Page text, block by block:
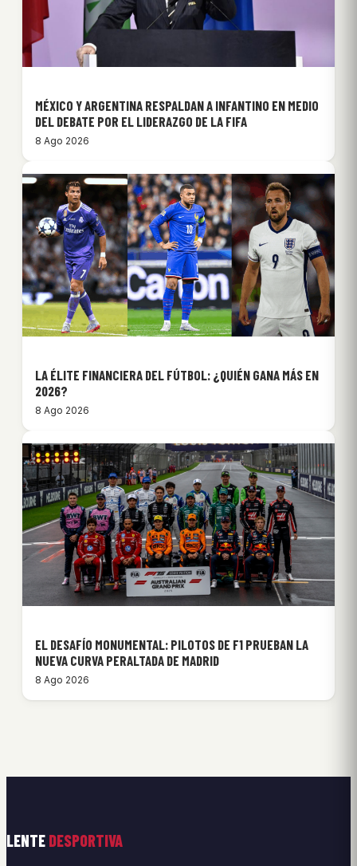
MÉXICO Y ARGENTINA RESPALDAN A INFANTINO EN MEDIO
DEL DEBATE POR EL LIDERAZGO DE LA FIFA
8 Ago 2026
LA ÉLITE FINANCIERA DEL FÚTBOL: ¿QUIÉN GANA MÁS EN
2026?
8 Ago 2026
EL DESAFÍO MONUMENTAL: PILOTOS DE F1 PRUEBAN LA
NUEVA CURVA PERALTADA DE MADRID
8 Ago 2026
LENTE DESPORTIVA